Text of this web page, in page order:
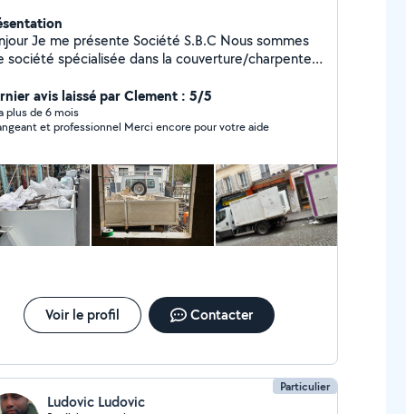
Je me présente Société S.B.C Nous sommes
société spécialisée dans la couverture/charpente
Nous faisons aussi l'évacuation de
type de déchets et de gravats et (démolition)
sommes disponibles pour toutes vos demandes.
avis laissé par Clement : 5/5
plus de 6 mois
Arrangeant et professionnel Merci encore pour votre aide
Voir le profil Contacter
Particulier
Ludovic Ludovic